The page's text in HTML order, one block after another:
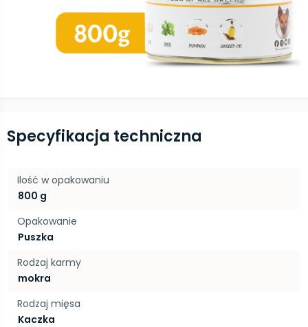
Specyfikacja techniczna
Ilość w opakowaniu
800 g
Opakowanie
Puszka
Rodzaj karmy
mokra
Rodzaj mięsa
Kaczka